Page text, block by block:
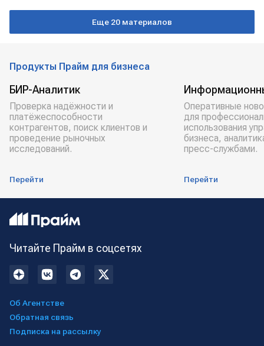
Еще 20 материалов
Продукты Прайм для бизнеса
БИР-Аналитик
Проверка надёжности и
платёжеспособности
контрагентов, поиск клиентов и
проведение рыночных
исследований.
Перейти
Оперативные
для
использования
бизнеса,
пресс-службами.
Перейти
Читайте Прайм в соцсетях
Об Агентстве
Обратная связь
Подписка на рассылку